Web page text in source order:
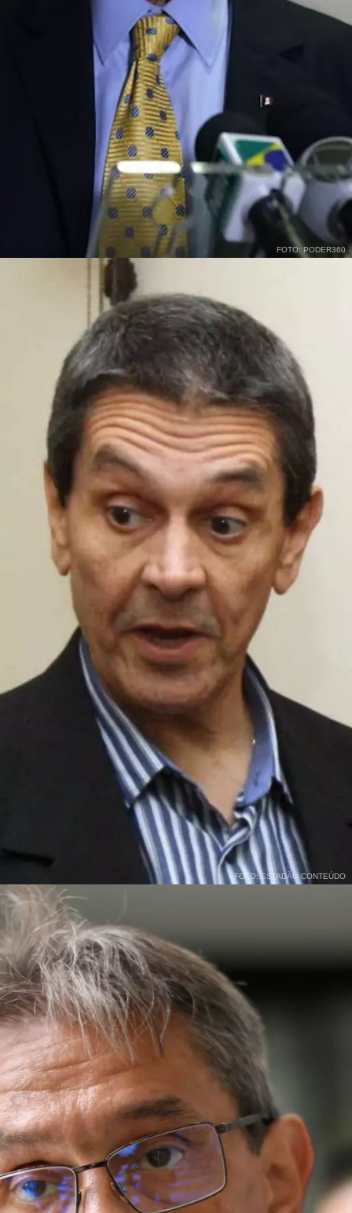
FOTO: PODER360
FOTO: ESTADÃO CONTEÚDO